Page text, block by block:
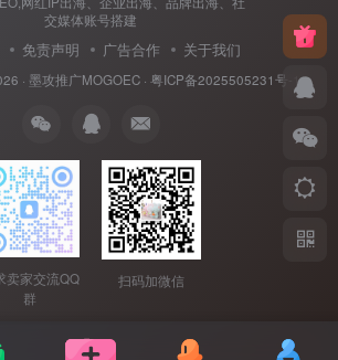
交媒体账号搭建
免责声明 广告合作 关于我们
· 墨攻推广MOGOEC· 粤ICP备2025505231号-1.
卖家交流QQ
群
扫码加微信